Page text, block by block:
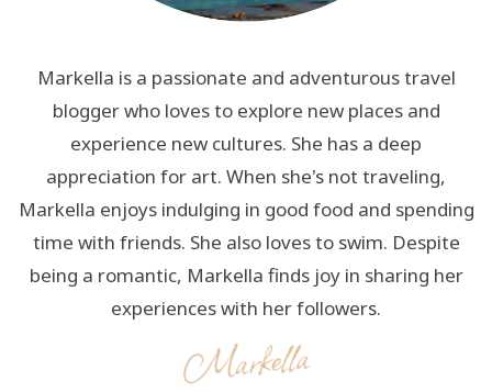
Markella is a passionate and adventurous travel
blogger who loves to explore new places and
experience new cultures. She has a deep
appreciation for art. When she's not traveling,
Markella enjoys indulging in good food and spending
time with friends. She also loves to swim. Despite
being a romantic, Markella finds joy in sharing her
experiences with her followers.